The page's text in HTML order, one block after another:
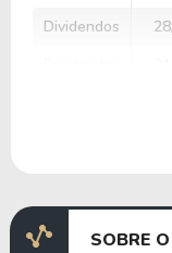
Dividendos
SOBRE